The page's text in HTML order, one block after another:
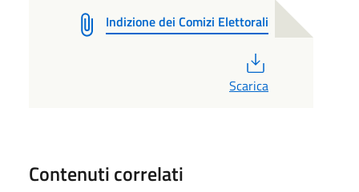
Indizione dei Comizi Elettorali
Scarica
Contenuti correlati